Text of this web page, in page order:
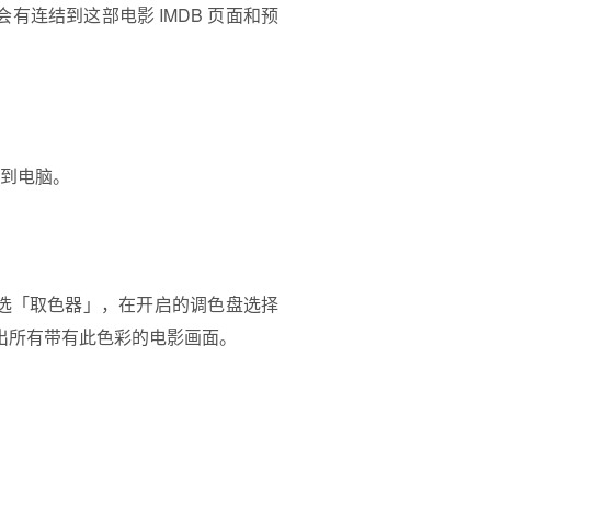
有连结到这部电影 IMDB 页面和预
电脑。
「取色器」，在开启的调色盘选择
有带有此色彩的电影画面。